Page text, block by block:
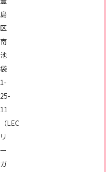
島
区
南
池
袋
1-
25-
11
（LEC
リ
ー
ガ